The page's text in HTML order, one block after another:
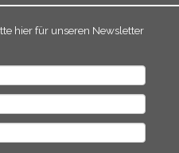
hier für unseren Newsletter